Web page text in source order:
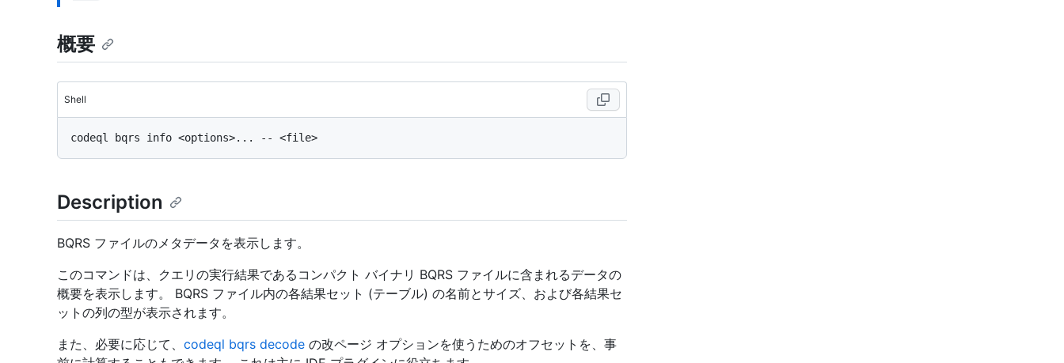
概要
Shell
Description
BQRS ファイルのメタデータを表示します。
このコマンドは、クエリの実行結果であるコンパクト バイナリ BQRS ファイルに含まれるデータの
概要を表示します。 BQRS ファイル内の各結果セット (テーブル) の名前とサイズ、および各結果セ
ットの列の型が表示されます。
また、必要に応じて、 codeql bqrs decode の改ページ オプションを使うためのオフセットを、事